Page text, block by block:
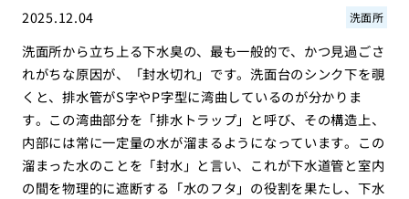
2025.12.04 洗面所
洗面所から立ち上る下水臭の、最も一般的で、かつ見過ごさ
れがちな原因が、「封水切れ」です。洗面台のシンク下を覗
くと、排水管がS字やP字型に湾曲しているのが分かりま
す。この湾曲部分を「排水トラップ」と呼び、その構造上、
内部には常に一定量の水が溜まるようになっています。この
溜まった水のことを「封水」と言い、これが下水道管と室内
の間を物理的に遮断する「水のフタ」の役割を果たし、下水